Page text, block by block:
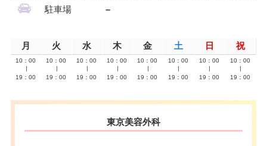
駐車場 –
月 火 水 木 金 土 日 祝
10：00
19：00
10：00
19：00
10：00
19：00
10：00
19：00
10：00
19：00
10：00
19：00
10：00
19：00
10：00
19：00
東京美容外科